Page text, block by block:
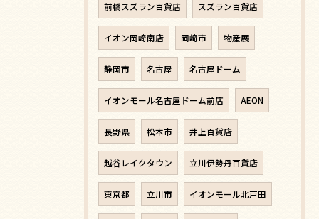
前橋スズラン百貨店 スズラン百貨店
イオン岡崎南店 岡崎市 物産展
静岡市 名古屋 名古屋ドーム
イオンモール名古屋ドーム前店 AEON
長野県 松本市 井上百貨店
越谷レイクタウン 立川伊勢丹百貨店
東京都 立川市 イオンモール北戸田